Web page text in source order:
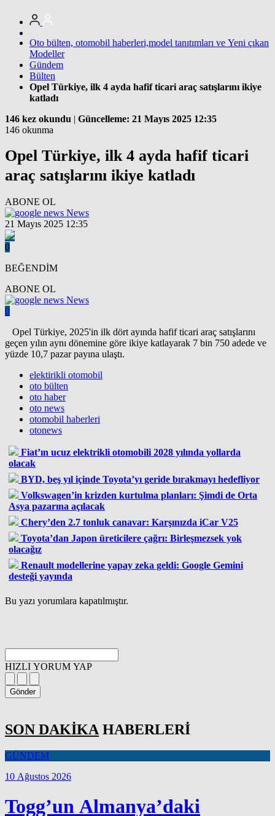
Oto bülten, otomobil haberleri,model tanıtımları ve Yeni çıkan
Modeller
Gündem
Bülten
Opel Türkiye, ilk 4 ayda hafif ticari araç satışlarını ikiye
katladı
146 kez okundu | Güncelleme: 21 Mayıs 2025 12:35
146 okunma
Opel Türkiye, ilk 4 ayda hafif ticari
araç satışlarını ikiye katladı
ABONE OL
News
21 Mayıs 2025 12:35
0
BEĞENDİM
ABONE OL
News
0
Opel Türkiye, 2025'in ilk dört ayında hafif ticari araç satışlarını
geçen yılın aynı dönemine göre ikiye katlayarak 7 bin 750 adede ve
yüzde 10,7 pazar payına ulaştı.
elektirikli otomobil
oto bülten
oto haber
oto news
otomobil haberleri
otonews
Fiat’ın ucuz elektrikli otomobili 2028 yılında yollarda
olacak
BYD, beş yıl içinde Toyota’yı geride bırakmayı hedefliyor
Volkswagen’in krizden kurtulma planları: Şimdi de Orta
Asya pazarına açılacak
Chery’den 2.7 tonluk canavar: Karşınızda iCar V25
Toyota’dan Japon üreticilere çağrı: Birleşmezsek yok
olacağız
Renault modellerine yapay zeka geldi: Google Gemini
desteği yayında
Bu yazı yorumlara kapatılmıştır.
HIZLI YORUM YAP
Gönder
SON DAKİKA HABERLERİ
GÜNDEM
10 Ağustos 2026
Togg’un Almanya’daki